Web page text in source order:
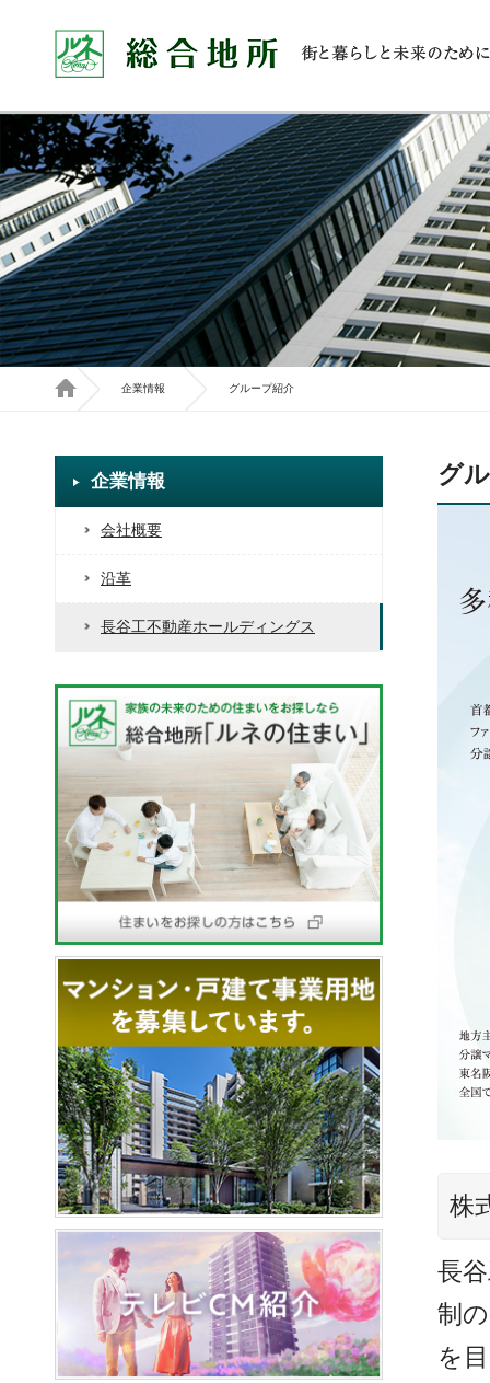
企業情報 グループ紹介
企業情報
会社概要
沿革
長谷工不動産ホールディングス
グ
株
長
制
を